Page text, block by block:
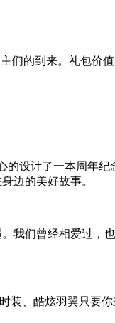
们的到来。礼包价值
设计了一本周年
边的美好故事。
我们曾经相爱过，
装、酷炫羽翼只要